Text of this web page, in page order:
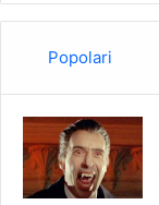
Popolari